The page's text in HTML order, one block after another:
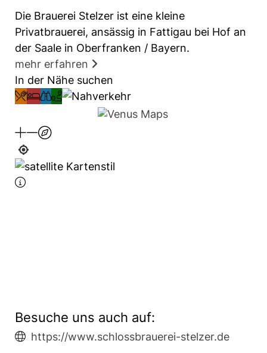
Die Brauerei Stelzer ist eine kleine
Privatbrauerei, ansässig in Fattigau bei Hof an
der Saale in Oberfranken / Bayern.
mehr erfahren
In der Nähe suchen
Besuche uns auch auf:
https://www.schlossbrauerei-stelzer.de